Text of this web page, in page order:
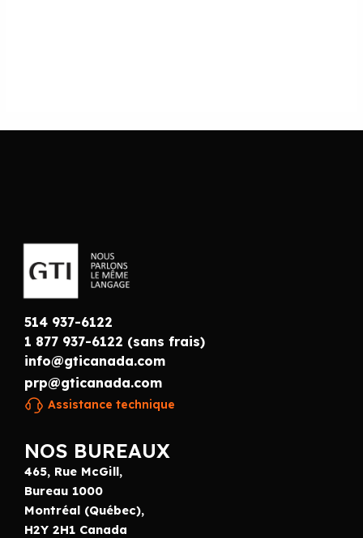
514 937-6122
1 877 937-6122 (sans frais)
info@gticanada.com
prp@gticanada.com
Assistance technique
NOS BUREAUX
465, Rue McGill,
Bureau 1000
Montréal (Québec),
H2Y 2H1 Canada